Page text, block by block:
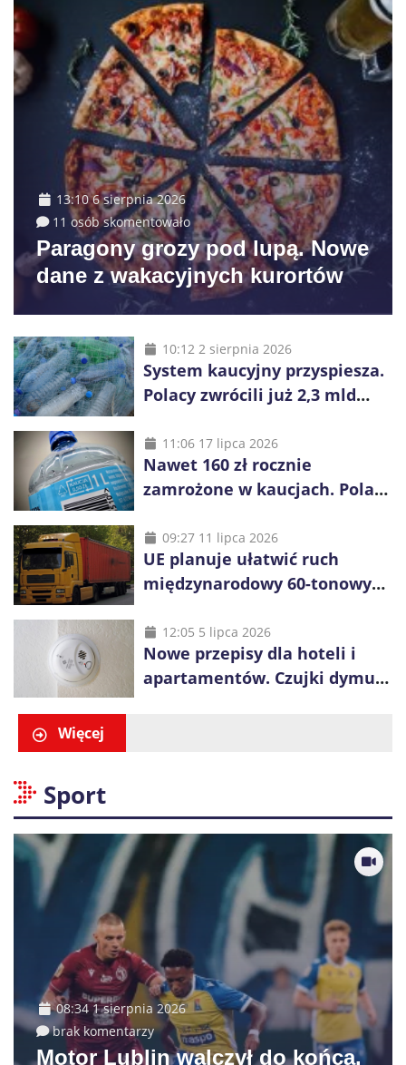
13:10 6 sierpnia 2026
11 osób skomentowało
Paragony grozy pod lupą. Nowe
dane z wakacyjnych kurortów
10:12 2 sierpnia 2026
System kaucyjny przyspiesza.
Polacy zwrócili już 2,3 mld
11:06 17 lipca 2026
Nawet 160 zł rocznie
zamrożone w kaucjach. Polacy
vouchery
09:27 11 lipca 2026
UE planuje ułatwić ruch
międzynarodowy 60-tonowych
konkurencji
12:05 5 lipca 2026
Nowe przepisy dla hoteli i
apartamentów. Czujki dymu
Więcej
Sport
08:34 1 sierpnia 2026
brak komentarzy
Motor Lublin walczył do końca.